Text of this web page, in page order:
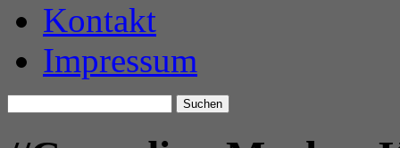
Kontakt
Impressum
nach: